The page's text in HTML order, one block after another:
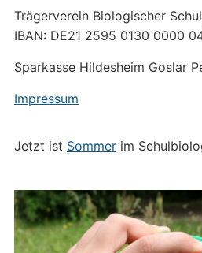
Trägerverein Biologischer
IBAN: DE21 2595 0130 0000
Sparkasse Hildesheim Goslar
Impressum
Jetzt ist Sommerim